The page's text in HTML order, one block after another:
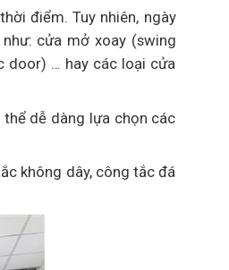
điểm. Tuy nhiên, ngày
cửa mở xoay (swing
door) … hay các loại cửa
dễ dàng lựa chọn các
không dây, công tắc đá